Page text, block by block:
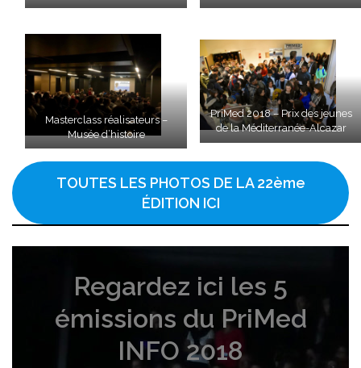
Masterclass réalisateurs –
Musée d’histoire
PriMed 2018 – Prix des jeunes
de la Méditerranée-Alcazar
TOUTES LES PHOTOS DE LA 22ème
ÉDITION ICI
Regardez ici les 5
émissions du PriMed
INFO 2018